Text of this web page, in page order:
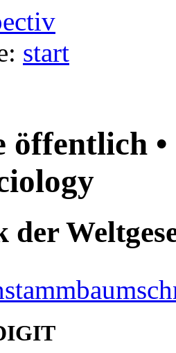
start
öffentlich
der